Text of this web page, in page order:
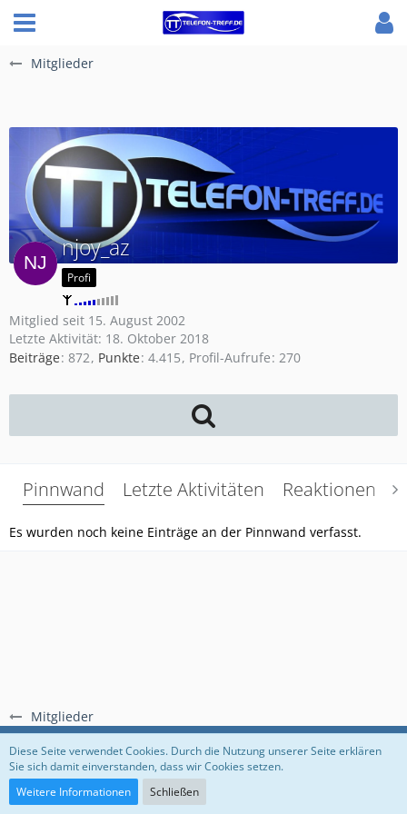
Mitglieder
Mitglieder
njoy_az
Profi
Mitglied seit 15. August 2002
Letzte Aktivität: 18. Oktober 2018
Beiträge 872 Punkte 4.415 Profil-Aufrufe 270
Pinnwand Letzte Aktivitäten Reaktionen
Es wurden noch keine Einträge an der Pinnwand verfasst.
Regeln Datenschutzerklärung Impressum
Community-Software:
Diese Seite verwendet Cookies. Durch die Nutzung unserer Seite erklären
Sie sich damit einverstanden, dass wir Cookies setzen.
Weitere Informationen
Schließen